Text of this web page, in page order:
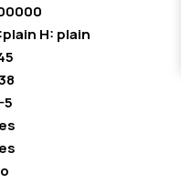
H: plain
5